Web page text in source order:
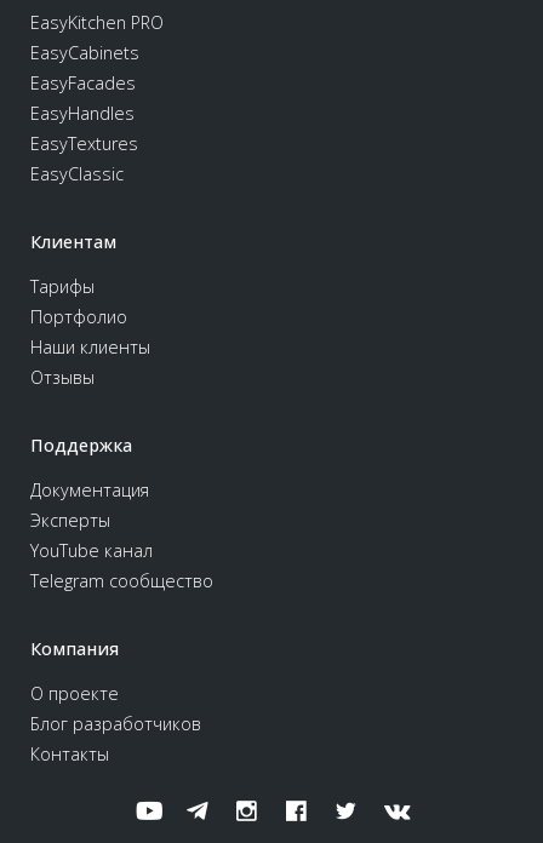
EasyKitchen PRO
EasyCabinets
EasyFacades
EasyHandles
EasyTextures
EasyClassic
Клиентам
Тарифы
Портфолио
Наши клиенты
Отзывы
Поддержка
Документация
Эксперты
YouTube канал
Telegram сообщество
Компания
О проекте
Блог разработчиков
Контакты